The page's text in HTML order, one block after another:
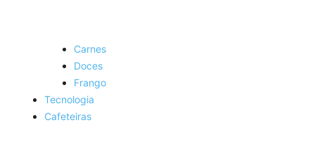
Carnes
Doces
Frango
Tecnologia
Cafeteiras